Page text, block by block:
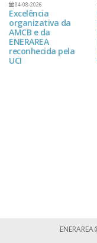
04-08-2026
Excelência
organizativa da
AMCB e da
ENERAREA
reconhecida pela
UCI
ENERAREA